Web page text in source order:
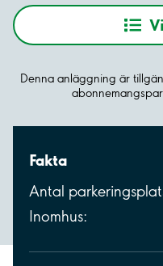
Denna anläggning är
Fakta
Antal
Inomhus: